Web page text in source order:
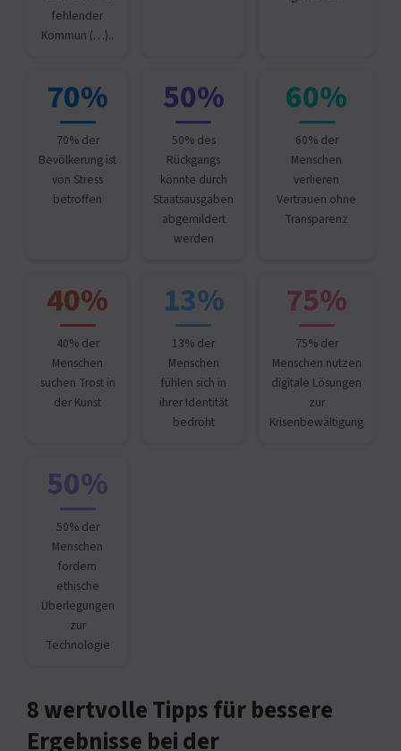
fehlender
Kommun (…)..
70%
70% der
Bevölkerung ist
von Stress
betroffen
50%
50% des
Rückgangs
könnte durch
Staatsausgaben
abgemildert
werden
60%
60% der
Menschen
verlieren
Vertrauen ohne
Transparenz
40%
40% der
Menschen
suchen Trost in
der Kunst
13%
13% der
Menschen
fühlen sich in
ihrer Identität
bedroht
75%
75% der
Menschen nutzen
digitale Lösungen
zur
Krisenbewältigung
50%
50% der
Menschen
fordern
ethische
Überlegungen
zur
Technologie
8 wertvolle Tipps für bessere
Ergebnisse bei der